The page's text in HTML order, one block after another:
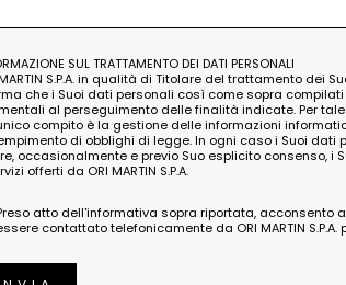
SUL TRATTAMENTO DEI DATI PERSONALI
S.P.A. in qualità di Titolare del trattamento dei
che i Suoi dati personali così come sopra
al perseguimento delle finalità indicate. Per
compito è la gestione delle informazioni
di obblighi di legge. In ogni caso i Suoi dati
occasionalmente e previo Suo esplicito consenso,
offerti da ORI MARTIN S.P.A.
atto dell'informativa sopra riportata, acconsento
contattato telefonicamente da ORI MARTIN